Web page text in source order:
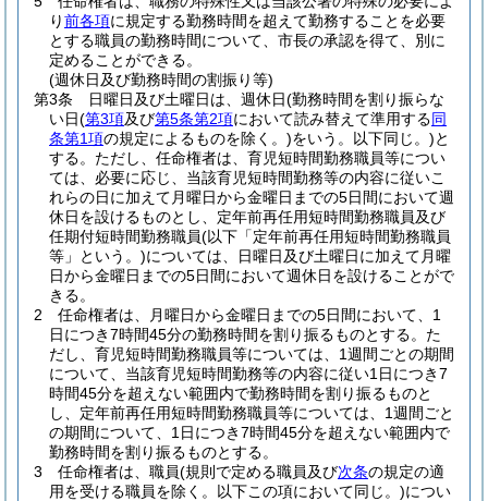
り前各項に規定する勤務時間を超えて勤務することを必要
とする職員の勤務時間について、市長の承認を得て、別に
定めることができる。
(週休日及び勤務時間の割振り等)
第3条
日曜日及び土曜日は、週休日(勤務時間を割り振らな
い日(第3項及び第5条第2項において読み替えて準用する同
条第1項の規定によるものを除く。)をいう。以下同じ。)と
する。 ただし、任命権者は、育児短時間勤務職員等につい
ては、必要に応じ、当該育児短時間勤務等の内容に従いこ
れらの日に加えて月曜日から金曜日までの5日間において週
休日を設けるものとし、定年前再任用短時間勤務職員及び
任期付短時間勤務職員(以下「定年前再任用短時間勤務職員
等」という。)については、日曜日及び土曜日に加えて月曜
日から金曜日までの5日間において週休日を設けることがで
きる。
2
任命権者は、月曜日から金曜日までの5日間において、1
日につき7時間45分の勤務時間を割り振るものとする。 た
だし、育児短時間勤務職員等については、1週間ごとの期間
について、当該育児短時間勤務等の内容に従い1日につき7
時間45分を超えない範囲内で勤務時間を割り振るものと
し、定年前再任用短時間勤務職員等については、1週間ごと
の期間について、1日につき7時間45分を超えない範囲内で
勤務時間を割り振るものとする。
3
任命権者は、職員(規則で定める職員及び次条の規定の適
用を受ける職員を除く。以下この項において同じ。)につい